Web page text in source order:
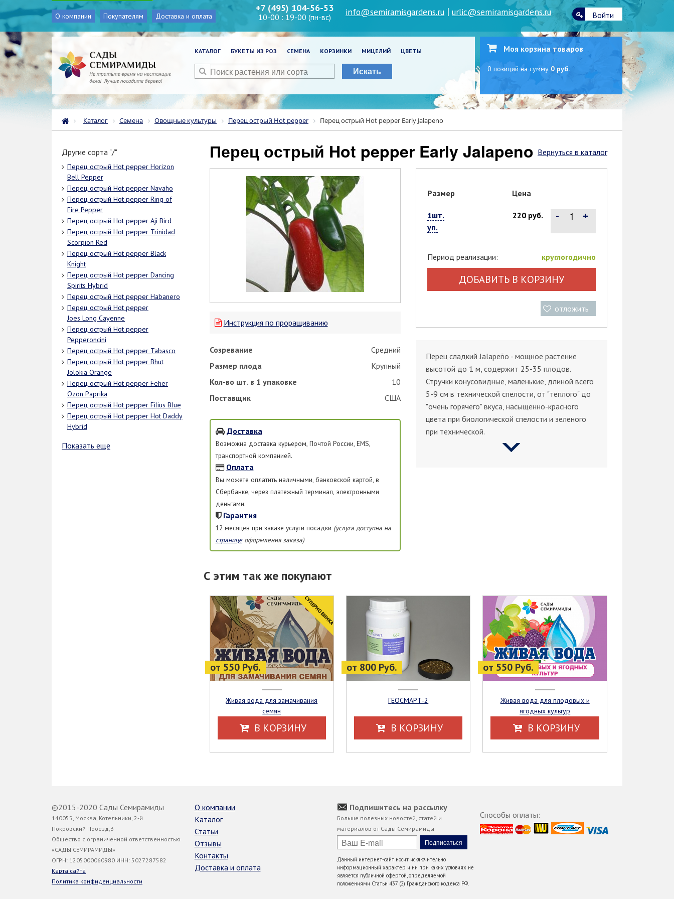
О компании Покупателям Доставка и оплата
+7 (495) 104-56-53
10-00 : 19-00 (пн-вс) info@semiramisgardens.ru |urlic@semiramisgardens.ru Войти
КАТАЛОГ БУКЕТЫ ИЗ РОЗ СЕМЕНА КОРЗИНКИ МИЦЕЛИЙ ЦВЕТЫ
Искать
Моя корзина товаров
0 позиций на сумму 0 руб.
Каталог Семена Овощные культуры Перец острый Hot pepper Перец острый Hot pepper Early Jalapeno
Другие сорта "/"
Перец острый Hot pepper Horizon
Bell Pepper
Перец острый Hot pepper Navaho
Перец острый Hot pepper Ring of
Fire Pepper
Перец острый Hot pepper Aji Bird
Перец острый Hot pepper Trinidad
Scorpion Red
Перец острый Hot pepper Black
Knight
Перец острый Hot pepper Dancing
Spirits Hybrid
Перец острый Hot pepper Habanero
Перец острый Hot pepper
Joes Long Cayenne
Перец острый Hot pepper
Pepperoncini
Перец острый Hot pepper Tabasco
Перец острый Hot pepper Bhut
Jolokia Orange
Перец острый Hot pepper Feher
Ozon Paprika
Перец острый Hot pepper Filius Blue
Перец острый Hot pepper Hot Daddy
Hybrid
Показать еще
Вернуться в каталог
Перец острый Hot pepper Early Jalapeno
Инструкция по проращиванию
Созревание
Средний
Размер плода
Крупный
Кол-во шт. в 1 упаковке
10
Поставщик
США
Доставка
Возможна доставка курьером, Почтой России, EMS,
транспортной компанией.
Оплата
Вы можете оплатить наличными, банковской картой, в
Сбербанке, через платежный терминал, электронными
деньгами.
Гарантия
12 месяцев при заказе услуги посадки (услуга доступна на
страницеоформления заказа)
Размер Цена
1шт.
уп.
220 руб. - +
Период реализации: круглогодично
ДОБАВИТЬ В КОРЗИНУ
отложить
Перец сладкий Jalapeño - мощное растение
высотой до 1 м, содержит 25-35 плодов.
Стручки конусовидные, маленькие, длиной всего
5-9 см в технической спелости, от "теплого" до
"очень горячего" вкуса, насыщенно-красного
цвета при биологической спелости и зеленого
при технической.
С этим так же покупают
от 550 Руб.
CУПЕРНОВИНКА
Живая вода для замачивания
семян
В КОРЗИНУ
от 800 Руб.
ГЕОСМАРТ-2
В КОРЗИНУ
от 550 Руб.
Живая вода для плодовых и
ягодных культур
В КОРЗИНУ
©2015-2020 Сады Семирамиды
140055, Москва, Котельники, 2-й
Покровский Проезд,3
Общество с ограниченной ответственностью
«САДЫ СЕМИРАМИДЫ»
ОГРН: 1205000060980 ИНН: 5027287582
Карта сайта
Политика конфиденциальности
О компании
Каталог
Статьи
Отзывы
Контакты
Доставка и оплата
Подпишитесь на рассылку
Больше полезных новостей, статей и
материалов от Сады Семирамиды
Данный интернет-сайт носит исключительно
информационный характер и ни при каких условиях не
является публичной офертой, определяемой
положениями Статьи 437 (2) Гражданского кодекса РФ.
Способы оплаты: